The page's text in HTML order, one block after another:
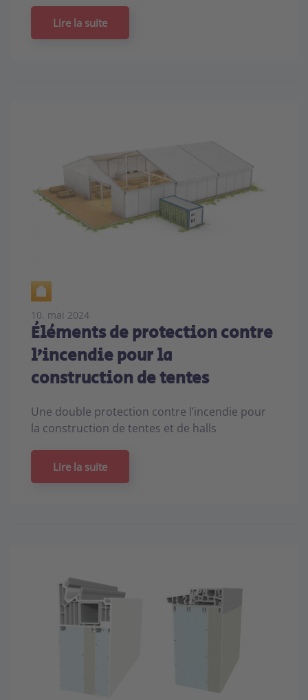
Lire la suite
10. mai 2024
Éléments de protection contre
l’incendie pour la
construction de tentes
Une double protection contre l’incendie pour
la construction de tentes et de halls
Lire la suite